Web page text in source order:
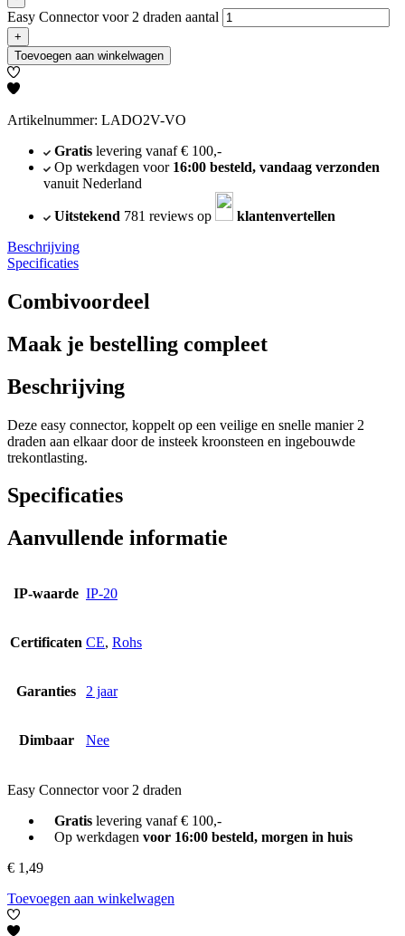
Easy Connector voor 2 draden aantal
+
Toevoegen aan winkelwagen
Artikelnummer: LADO2V-VO
Gratislevering vanaf € 100,-
Op werkdagen voor 16:00 besteld, vandaag verzonden
vanuit Nederland
Uitstekend 781 reviews op
klantenvertellen
Beschrijving
Specificaties
Combivoordeel
Maak je bestelling compleet
Beschrijving
Deze easy connector, koppelt op een veilige en snelle manier 2
draden aan elkaar door de insteek kroonsteen en ingebouwde
trekontlasting.
Specificaties
Aanvullende informatie
IP-waarde IP-20
Certificaten CE, Rohs
Garanties 2 jaar
Dimbaar Nee
Easy Connector voor 2 draden
Gratislevering vanaf € 100,-
Op werkdagen voor 16:00 besteld, morgen in huis
€ 1,49
Toevoegen aan winkelwagen